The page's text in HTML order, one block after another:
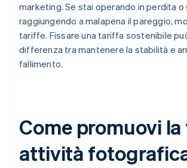
marketing. Se stai operando in perdita o
raggiungendo a malapena il pareggio,
tariffe. Fissare una tariffa sostenibile
differenza tra mantenere la stabilità e
fallimento.
Come promuovi
attività